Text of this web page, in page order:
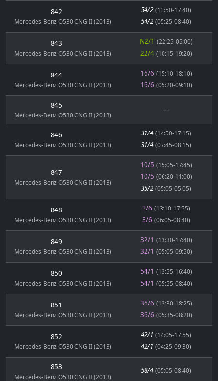
842
Mercedes-Benz O530 CNG II (2013)
54/2 (13:50-17:40)
54/2 (05:25-08:40)
843
Mercedes-Benz O530 CNG II (2013)
N2/1 (22:25-05:00)
22/4 (10:15-19:20)
844
Mercedes-Benz O530 CNG II (2013)
16/6 (15:10-18:10)
16/6 (05:20-09:10)
845
Mercedes-Benz O530 CNG II (2013)
---
846
Mercedes-Benz O530 CNG II (2013)
31/4 (14:50-17:15)
31/4 (07:45-08:15)
847
Mercedes-Benz O530 CNG II (2013)
10/5 (15:05-17:45)
10/5 (06:20-11:00)
35/2 (05:05-05:05)
848
Mercedes-Benz O530 CNG II (2013)
3/6 (13:10-17:55)
3/6 (06:05-08:40)
849
Mercedes-Benz O530 CNG II (2013)
32/1 (13:30-17:40)
32/1 (05:05-09:50)
850
Mercedes-Benz O530 CNG II (2013)
54/1 (13:55-16:40)
54/1 (05:55-08:40)
851
Mercedes-Benz O530 CNG II (2013)
36/6 (13:30-18:25)
36/6 (05:35-08:20)
852
Mercedes-Benz O530 CNG II (2013)
42/1 (14:05-17:55)
42/1 (04:25-09:30)
853
Mercedes-Benz O530 CNG II (2013)
58/4 (05:05-08:40)